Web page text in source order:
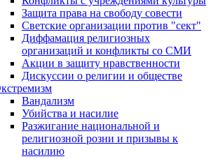
Защита права на свободу совести
Светские организации против "сект"
Диффамация религиозных
организаций и конфликты со СМИ
Акции в защиту нравственности
Дискуссии о религии и обществе
Вандализм
Убийства и насилие
Разжигание национальной и
религиозной розни и призывы к
насилию